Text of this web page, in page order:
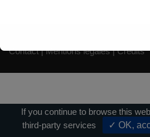
Contact|Mentions légales|Crédits
If you continue to browse this
third-party services
✓ OK,